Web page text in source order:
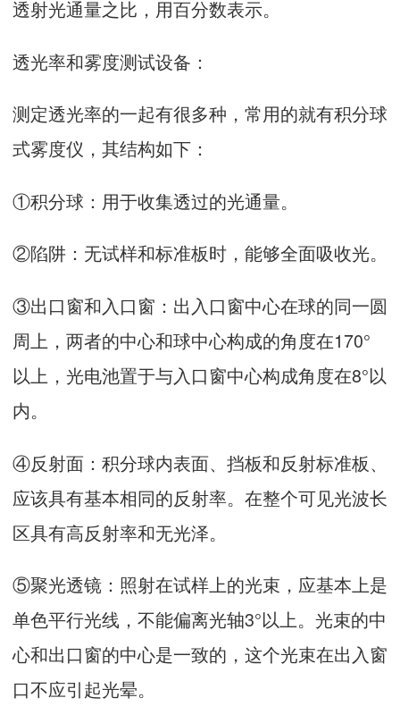
透射光通量之比，用百分数表示。
透光率和雾度测试设备：
测定透光率的一起有很多种，常用的就有积分球
式雾度仪，其结构如下：
①积分球：用于收集透过的光通量。
②陷阱：无试样和标准板时，能够全面吸收光。
③出口窗和入口窗：出入口窗中心在球的同一圆
周上，两者的中心和球中心构成的角度在170°
以上，光电池置于与入口窗中心构成角度在8°以
内。
④反射面：积分球内表面、挡板和反射标准板、
应该具有基本相同的反射率。在整个可见光波长
区具有高反射率和无光泽。
⑤聚光透镜：照射在试样上的光束，应基本上是
单色平行光线，不能偏离光轴3°以上。光束的中
心和出口窗的中心是一致的，这个光束在出入窗
口不应引起光晕。